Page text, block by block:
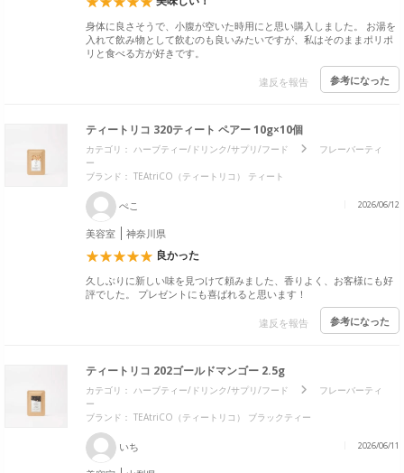
身体に良さそうで、小腹が空いた時用にと思い購入しました。 お湯を
入れて飲み物として飲むのも良いみたいですが、私はそのままポリポ
リと食べる方が好きです。
違反を報告 参考になった
ティートリコ 320ティート ペアー 10g×10個
カテゴリ： ハーブティー/ドリンク/サプリ/フード
フレーバーティ
ー
ブランド： TEAtriCO（ティートリコ） ティート
ぺこ 2026/06/12
美容室 神奈川県
良かった
久しぶりに新しい味を見つけて頼みました、香りよく、お客様にも好
評でした。 プレゼントにも喜ばれると思います！
違反を報告 参考になった
ティートリコ 202ゴールドマンゴー 2.5g
カテゴリ： ハーブティー/ドリンク/サプリ/フード
フレーバーティ
ー
ブランド： TEAtriCO（ティートリコ） ブラックティー
いち 2026/06/11